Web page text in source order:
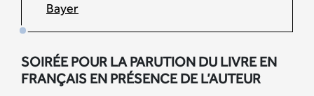
Bayer
SOIRÉE POUR LA PARUTION DU LIVRE EN
FRANÇAIS EN PRÉSENCE DE L’AUTEUR